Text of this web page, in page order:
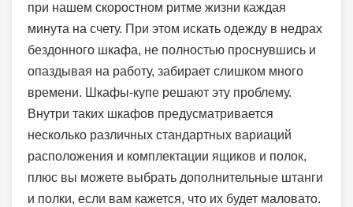
при нашем скоростном ритме жизни каждая
минута на счету. При этом искать одежду в недрах
бездонного шкафа, не полностью проснувшись и
опаздывая на работу, забирает слишком много
времени. Шкафы-купе решают эту проблему.
Внутри таких шкафов предусматривается
несколько различных стандартных вариаций
расположения и комплектации ящиков и полок,
плюс вы можете выбрать дополнительные штанги
и полки, если вам кажется, что их будет маловато.